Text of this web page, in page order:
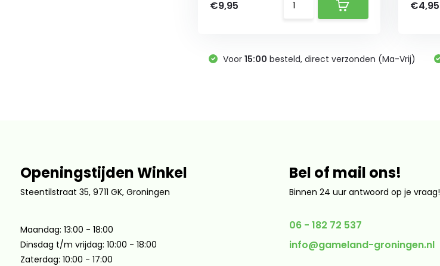
€9,95 €4,95
Voor15:00 besteld, direct verzonden (Ma-Vrij)
Openingstijden Winkel
Steentilstraat 35, 9711 GK, Groningen
Maandag: 13:00 - 18:00
Dinsdag t/m vrijdag: 10:00 - 18:00
Zaterdag: 10:00 - 17:00
Bel of mail ons!
Binnen 24 uur antwoord op je vraag!
06 - 182 72 537
info@gameland-groningen.nl